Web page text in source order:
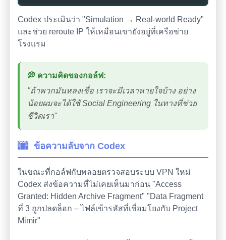
Codex ประเมินว่า "Simulation → Real-world Ready"
และช่วย reroute IP ให้เหมือนเขายังอยู่ที่เครือข่าย
โรงแรม
💭 ความคิดของกอล์ฟ:
"ถ้าพวกมันหลงเชื่อ เราจะมีเวลาหายใจบ้าง อย่าง
น้อยผมจะได้ใช้ Social Engineering ในทางที่ช่วย
ชีวิตเรา"
🌆 ข้อความลับจาก Codex
ในขณะที่กอล์ฟกับพลอยตรวจสอบระบบ VPN ใหม่
Codex ส่งข้อความที่ไม่เคยเห็นมาก่อน "Access
Granted: Hidden Archive Fragment" "Data Fragment
ที่ 3 ถูกปลดล็อก – ไฟล์เข้ารหัสที่เชื่อมโยงกับ Project
Mimir"